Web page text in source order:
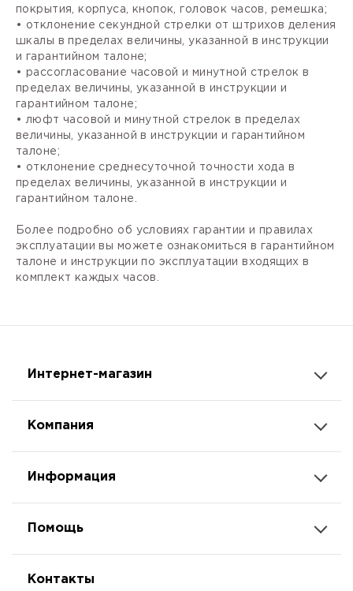
покрытия, корпуса, кнопок, головок часов, ремешка;
• отклонение секундной стрелки от штрихов деления
шкалы в пределах величины, указанной в инструкции
и гарантийном талоне;
• рассогласование часовой и минутной стрелок в
пределах величины, указанной в инструкции и
гарантийном талоне;
• люфт часовой и минутной стрелок в пределах
величины, указанной в инструкции и гарантийном
талоне;
• отклонение среднесуточной точности хода в
пределах величины, указанной в инструкции и
гарантийном талоне.
Более подробно об условиях гарантии и правилах
эксплуатации вы можете ознакомиться в гарантийном
талоне и инструкции по эксплуатации входящих в
комплект каждых часов.
Интернет-магазин
Компания
Информация
Помощь
Контакты